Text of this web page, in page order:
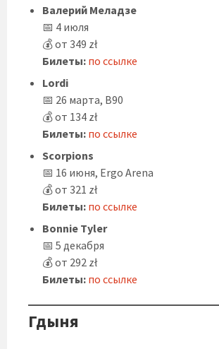
Валерий Меладзе
📅 4 июля
💰 от 349 zł
Билеты: по ссылке
Lordi
📅 26 марта, B90
💰 от 134 zł
Билеты: по ссылке
Scorpions
📅 16 июня, Ergo Arena
💰 от 321 zł
Билеты: по ссылке
Bonnie Tyler
📅 5 декабря
💰 от 292 zł
Билеты: по ссылке
Гдыня